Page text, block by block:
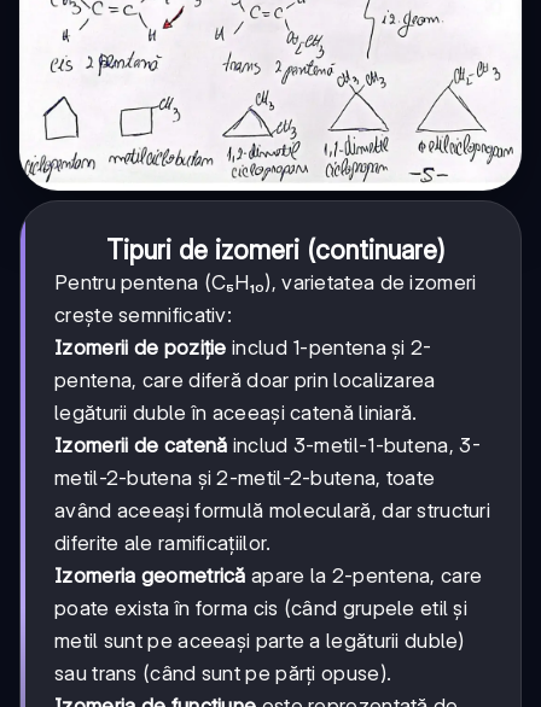
Tipuri de izomeri (continuare)
Pentru pentena (C₅H₁₀), varietatea de izomeri
crește semnificativ:
Izomerii de poziție includ 1-pentena și 2-
pentena, care diferă doar prin localizarea
legăturii duble în aceeași catenă liniară.
Izomerii de catenă includ 3-metil-1-butena, 3-
metil-2-butena și 2-metil-2-butena, toate
având aceeași formulă moleculară, dar structuri
diferite ale ramificațiilor.
Izomeria geometrică apare la 2-pentena, care
poate exista în forma cis (când grupele etil și
metil sunt pe aceeași parte a legăturii duble)
sau trans (când sunt pe părți opuse).